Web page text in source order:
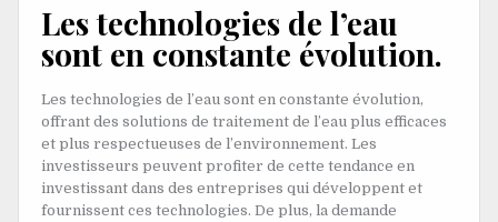
Les technologies de l’eau
sont en constante évolution.
Les technologies de l’eau sont en constante évolution,
offrant des solutions de traitement de l’eau plus efficaces
et plus respectueuses de l’environnement. Les
investisseurs peuvent profiter de cette tendance en
investissant dans des entreprises qui développent et
fournissent ces technologies. De plus, la demande